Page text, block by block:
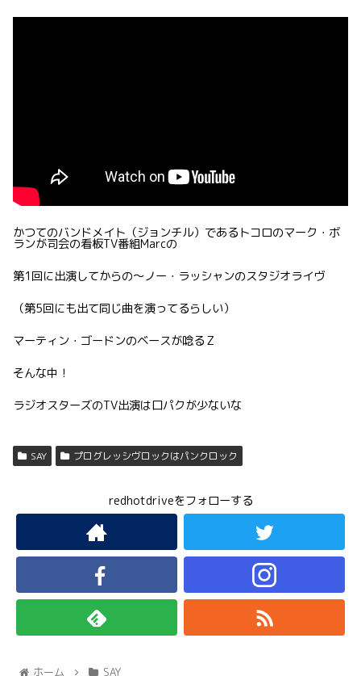
かつてのバンドメイト（ジョンチル）であるトコロのマーク・ボ
ランが司会の看板TV番組Marcの
第1回に出演してからの〜ノー・ラッシャンのスタジオライヴ
（第5回にも出て同じ曲を演ってるらしい）
マーティン・ゴードンのベースが唸るＺ
そんな中！
ラジオスターズのTV出演は口パクが少ないな
SAY プログレッシヴロックはパンクロック
redhotdriveをフォローする
ホーム SAY